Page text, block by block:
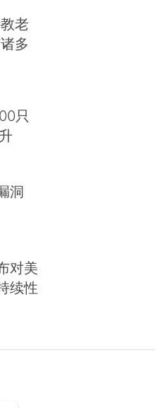
老
多
只
洞
对美
续性